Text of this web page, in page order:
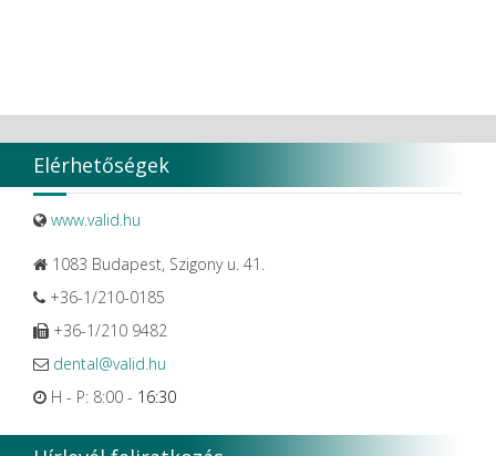
Elérhetőségek
www.valid.hu
1083 Budapest, Szigony u. 41.
+36-1/210-0185
+36-1/210 9482
dental@valid.hu
H - P: 8:00 - 16:30